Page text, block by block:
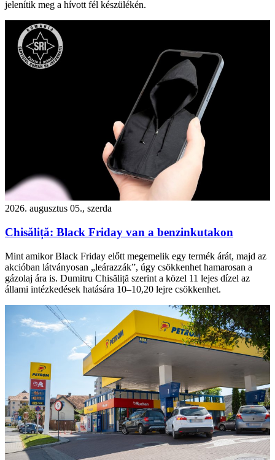
jelenítik meg a hívott fél készülékén.
2026. augusztus 05., szerda
Chisăliță: Black Friday van a benzinkutakon
Mint amikor Black Friday előtt megemelik egy termék árát, majd az
akcióban látványosan „leárazzák”, úgy csökkenhet hamarosan a
gázolaj ára is. Dumitru Chisăliță szerint a közel 11 lejes dízel az
állami intézkedések hatására 10–10,20 lejre csökkenhet.